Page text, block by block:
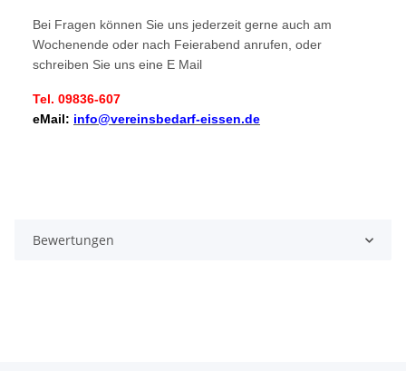
Bei Fragen können Sie uns jederzeit gerne auch am
Wochenende oder nach Feierabend anrufen, oder
schreiben Sie uns eine E Mail
Tel. 09836-607
eMail: info@vereinsbedarf-eissen.de
Bewertungen